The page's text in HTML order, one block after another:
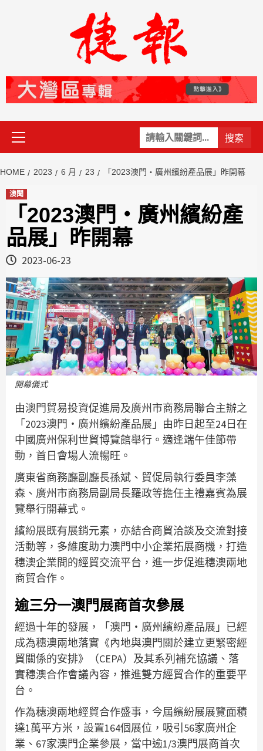
關
鍵
Primary
Menu
HOME 2023 6 月 23 「2023澳門‧廣州繽紛產品展」昨開幕
澳聞
「2023澳門‧廣州繽紛產
品展」昨開幕
2023-06-23
開幕儀式
由澳門貿易投資促進局及廣州市商務局聯合主辦之
「2023澳門‧廣州繽紛產品展」由昨日起至24日在
中國廣州保利世貿博覽館舉行。適逢端午佳節帶
動，首日會場人流暢旺。
廣東省商務廳副廳長孫斌、貿促局執行委員李藻
森、廣州市商務局副局長羅政等擔任主禮嘉賓為展
覽舉行開幕式。
繽紛展既有展銷元素，亦結合商貿洽談及交流對接
活動等，多維度助力澳門中小企業拓展商機，打造
穗澳企業間的經貿交流平台，進一步促進穗澳兩地
商貿合作。
逾三分一澳門展商首次參展
經過十年的發展，「澳門‧廣州繽紛產品展」已經
成為穗澳兩地落實《內地與澳門關於建立更緊密經
貿關係的安排》（CEPA）及其系列補充協議、落
實穗澳合作會議內容，推進雙方經貿合作的重要平
台。
作為穗澳兩地經貿合作盛事，今屆繽紛展展覽面積
達1萬平方米，設置164個展位，吸引56家廣州企
業、67家澳門企業參展，當中逾1/3澳門展商首次